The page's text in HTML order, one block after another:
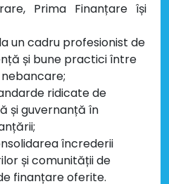
Prima Finanțare își
un cadru profesionist de
și bune practici între
ridicate de
și guvernanță în
încrederii
și comunității de
finanțare oferite.